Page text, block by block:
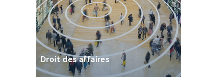
Droit des affaires